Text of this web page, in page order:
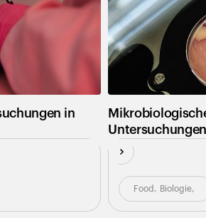
in
Food , Biologie,